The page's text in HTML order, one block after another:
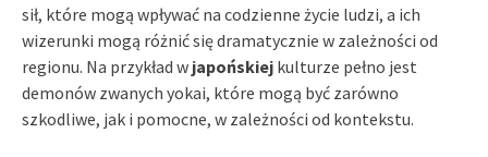
sił, które mogą wpływać na codzienne życie ludzi, a ich
wizerunki mogą różnić się dramatycznie w zależności od
regionu. Na przykład w japońskiej kulturze pełno jest
demonów zwanych yokai, które mogą być zarówno
szkodliwe, jak i pomocne, w zależności od kontekstu.